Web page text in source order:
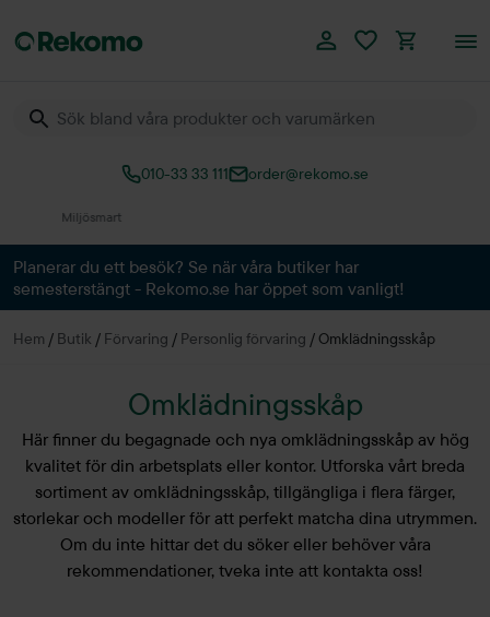
010-33 33 111 order@rekomo.se
Planerar du ett besök? Se när våra butiker har
semesterstängt - Rekomo.se har öppet som vanligt!
Hem / Butik / Förvaring / Personlig förvaring / Omklädningsskåp
Omklädningsskåp
Här finner du begagnade och nya omklädningsskåp av hög
kvalitet för din arbetsplats eller kontor. Utforska vårt breda
sortiment av omklädningsskåp, tillgängliga i flera färger,
storlekar och modeller för att perfekt matcha dina utrymmen.
Om du inte hittar det du söker eller behöver våra
rekommendationer, tveka inte att kontakta oss!